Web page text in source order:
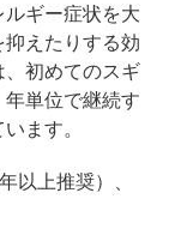
ギー症状を大
えたりする効
初めてのスギ
単位で継続す
ます。
以上推奨）、